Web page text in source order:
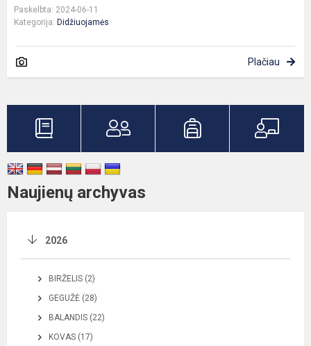
Paskelbta: 2024-06-11
Kategorija: Didžiuojamės
Plačiau
Naujienų archyvas
2026
BIRŽELIS (2)
GEGUŽĖ (28)
BALANDIS (22)
KOVAS (17)